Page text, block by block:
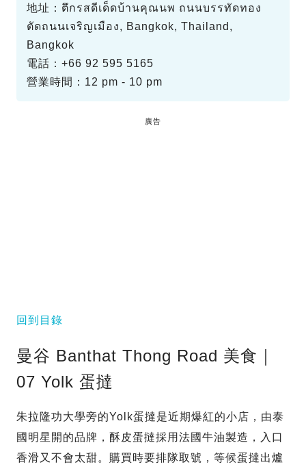
地址：ตึกรสดีเด็ดบ้านคุณนพ ถนนบรรทัดทอง
ตัดถนนเจริญเมือง, Bangkok, Thailand,
Bangkok
電話：+66 92 595 5165
營業時間：12 pm - 10 pm
廣告
回到目錄
曼谷 Banthat Thong Road 美食｜
07 Yolk 蛋撻
朱拉隆功大學旁的Yolk蛋撻是近期爆紅的小店，由泰
國明星開的品牌，酥皮蛋撻採用法國牛油製造，入口
香滑又不會太甜。購買時要排隊取號，等候蛋撻出爐